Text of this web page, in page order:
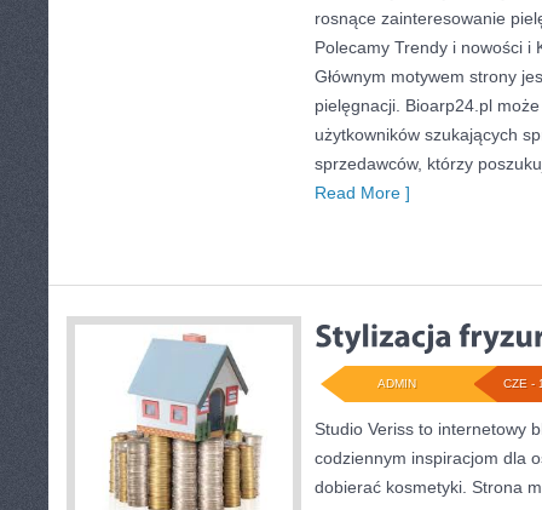
rosnące zainteresowanie
Polecamy Trendy i nowości i
Głównym motywem strony
pielęgnacji. Bioarp24.pl
użytkowników szukających
sprzedawców, którzy
Read More ]
CZE -
ADMIN
Studio Veriss to internetowy
codziennym inspiracjom dla
dobierać kosmetyki. Strona